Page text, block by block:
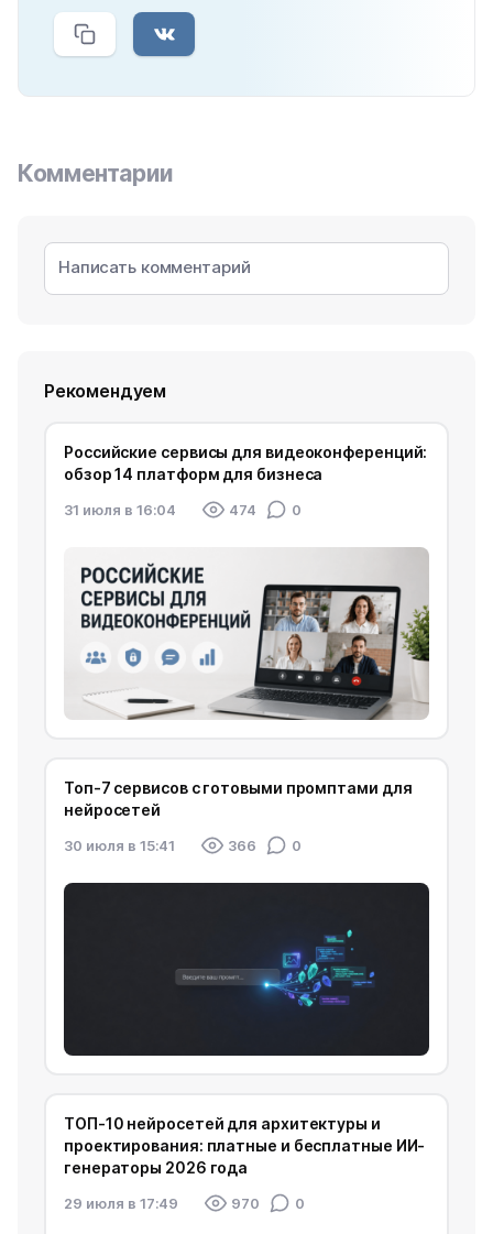
Комментарии
Рекомендуем
Российские сервисы для видеоконференций:
обзор 14 платформ для бизнеса
31 июля в 16:04 474 0
Топ-7 сервисов с готовыми промптами для
нейросетей
30 июля в 15:41 366 0
ТОП-10 нейросетей для архитектуры и
проектирования: платные и бесплатные ИИ-
генераторы 2026 года
29 июля в 17:49 970 0